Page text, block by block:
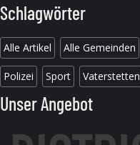
Schlagwörter
Alle Artikel Alle Gemeinden
Polizei Sport Vaterstetten
Unser Angebot